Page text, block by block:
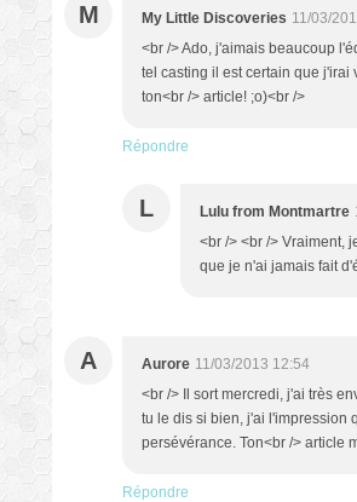
M My Little Discoveries 11/03/
<br /> Ado, j'aimais beaucoup
tel casting il est certain que j'irai
ton<br /> article! ;o)<br />
Répondre
L Lulu from Montmartre
<br /> <br /> Vraiment,
que je n'ai jamais fait
A Aurore 11/03/2013 12:54
<br /> Il sort mercredi, j'ai très
tu le dis si bien, j'ai l'impression
persévérance. Ton<br /> article
Répondre